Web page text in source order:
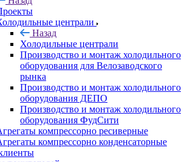
централи
Назад
Холодильные централи
Производство и монтаж холодильного
оборудования для Велозаводского
рынка
Производство и монтаж холодильного
оборудования ДЕПО
Производство и монтаж холодильного
оборудования ФудСити
компрессорно ресиверные
компрессорно конденсаторные